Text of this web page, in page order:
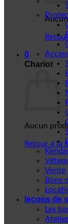
0
Chariot
Aucun
Retour à la
Vente
Bons
leçons de
Les